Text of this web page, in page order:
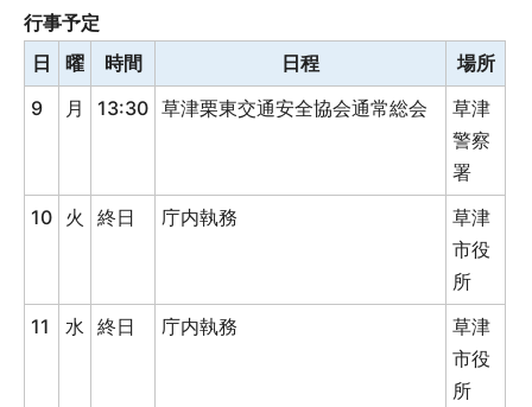
行事予定
日
曜 時間 日程
場所
9
月 13:30 草津栗東交通安全協会通常総会
草津
警察
署
10 火 終日 庁内執務
草津
市役
所
11
水 終日 庁内執務
草津
市役
所